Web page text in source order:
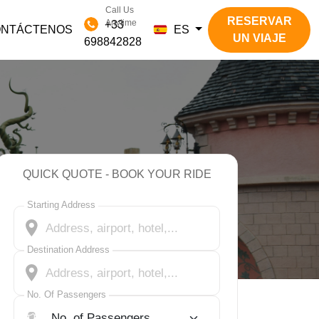
Call Us
Anytime
+33
698842828
ES
RESERVAR
UN VIAJE
QUICK QUOTE - BOOK YOUR RIDE
Starting Address
Destination Address
No. Of Passengers
No. Of Passengers